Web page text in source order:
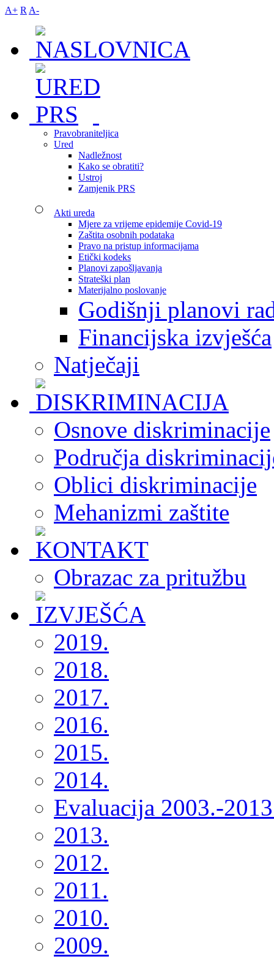
A+ R A-
Pravobraniteljica
Ured
Nadležnost
Kako se obratiti?
Ustroj
Zamjenik PRS
Akti ureda
Mjere za vrijeme epidemije Covid-19
Zaštita osobnih podataka
Pravo na pristup informacijama
Etički kodeks
Planovi zapošljavanja
Strateški plan
Materijalno poslovanje
Godišnji planovi
Financijska izvješća
Natječaji
Osnove diskriminacije
Područja
Oblici diskriminacije
Mehanizmi zaštite
Obrazac za pritužbu
2019.
2018.
2017.
2016.
2015.
2014.
Evaluacija 2003.-
2013.
2012.
2011.
2010.
2009.